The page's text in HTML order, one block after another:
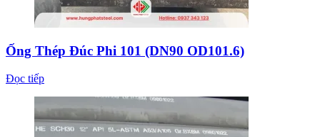
Ống Thép Đúc Phi 101 (DN90 OD101.6)
Đọc tiếp